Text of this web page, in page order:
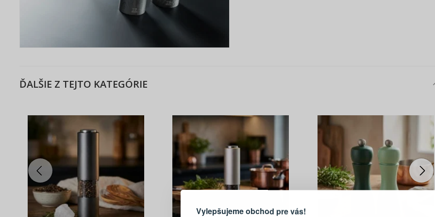
Vylepšujeme obchod pre vás!
ĎALŠIE Z TEJTO KATEGÓRIE
Tu je dôvod, prečo sa oplatí vytvoriť
účet
PRIHLÁSENIE